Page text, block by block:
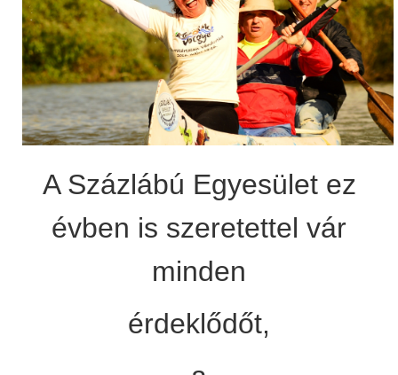
A Százlábú Egyesület ez
évben is szeretettel vár
minden
érdeklődőt,